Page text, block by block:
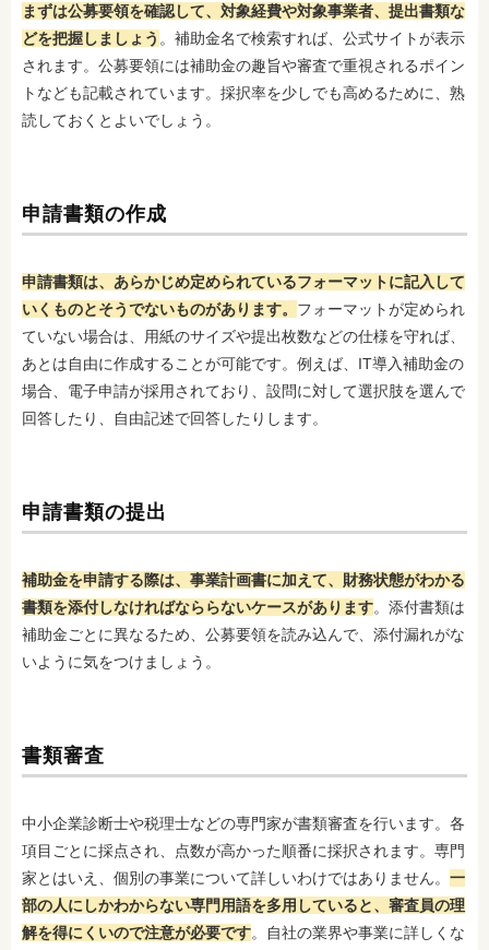
まずは公募要領を確認して、対象経費や対象事業者、提出書類な
どを把握しましょう 。補助金名で検索すれば、公式サイトが表示
されます。公募要領には補助金の趣旨や審査で重視されるポイン
トなども記載されています。採択率を少しでも高めるために、熟
読しておくとよいでしょう。
申請書類の作成
申請書類は、あらかじめ定められているフォーマットに記入して
いくものとそうでないものがあります。 フォーマットが定められ
ていない場合は、用紙のサイズや提出枚数などの仕様を守れば、
あとは自由に作成することが可能です。例えば、IT導入補助金の
場合、電子申請が採用されており、設問に対して選択肢を選んで
回答したり、自由記述で回答したりします。
申請書類の提出
補助金を申請する際は、事業計画書に加えて、財務状態がわかる
書類を添付しなければなららないケースがあります。添付書類は
補助金ごとに異なるため、公募要領を読み込んで、添付漏れがな
いように気をつけましょう。
書類審査
中小企業診断士や税理士などの専門家が書類審査を行います。各
項目ごとに採点され、点数が高かった順番に採択されます。専門
家とはいえ、個別の事業について詳しいわけではありません。 一
部の人にしかわからない専門用語を多用していると、審査員の理
解を得にくいので注意が必要です。自社の業界や事業に詳しくな